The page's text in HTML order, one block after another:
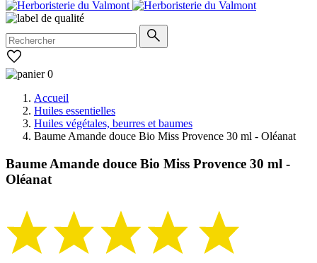
0
Accueil
Huiles essentielles
Huiles végétales, beurres et baumes
Baume Amande douce Bio Miss Provence 30 ml - Oléanat
Baume Amande douce Bio Miss Provence 30 ml -
Oléanat